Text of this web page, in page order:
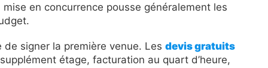
mise en concurrence pousse généralement les
signer la première venue. Les devis gratuits
étage, facturation au quart d’heure,